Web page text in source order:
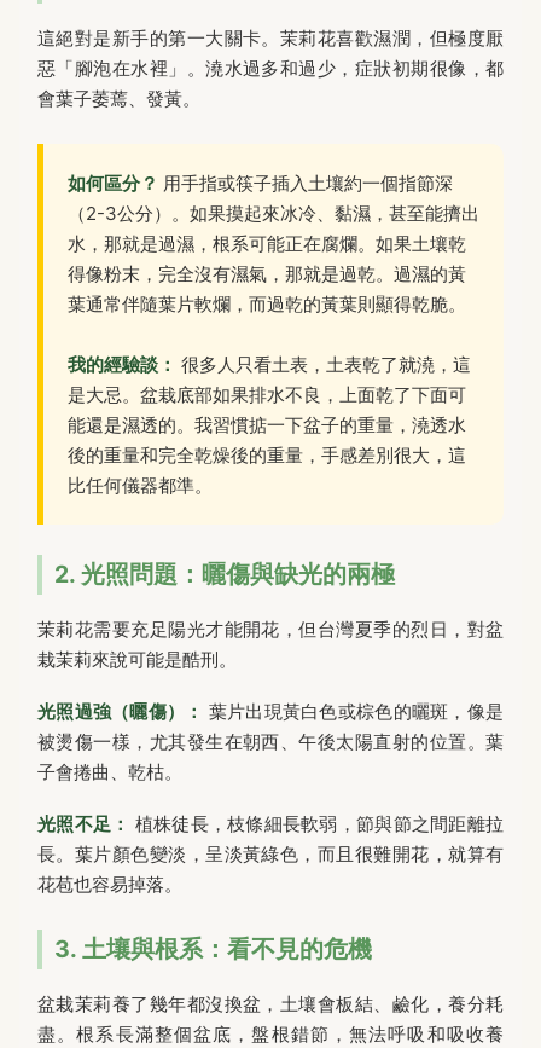
這絕對是新手的第一大關卡。茉莉花喜歡濕潤，但極度厭
惡「腳泡在水裡」。澆水過多和過少，症狀初期很像，都
會葉子萎蔫、發黃。
如何區分？ 用手指或筷子插入土壤約一個指節深
（2-3公分）。如果摸起來冰冷、黏濕，甚至能擠出
水，那就是過濕，根系可能正在腐爛。如果土壤乾
得像粉末，完全沒有濕氣，那就是過乾。過濕的黃
葉通常伴隨葉片軟爛，而過乾的黃葉則顯得乾脆。
我的經驗談： 很多人只看土表，土表乾了就澆，這
是大忌。盆栽底部如果排水不良，上面乾了下面可
能還是濕透的。我習慣掂一下盆子的重量，澆透水
後的重量和完全乾燥後的重量，手感差別很大，這
比任何儀器都準。
2. 光照問題：曬傷與缺光的兩極
茉莉花需要充足陽光才能開花，但台灣夏季的烈日，對盆
栽茉莉來說可能是酷刑。
光照過強（曬傷）： 葉片出現黃白色或棕色的曬斑，像是
被燙傷一樣，尤其發生在朝西、午後太陽直射的位置。葉
子會捲曲、乾枯。
光照不足： 植株徒長，枝條細長軟弱，節與節之間距離拉
長。葉片顏色變淡，呈淡黃綠色，而且很難開花，就算有
花苞也容易掉落。
3. 土壤與根系：看不見的危機
盆栽茉莉養了幾年都沒換盆，土壤會板結、鹼化，養分耗
盡。根系長滿整個盆底，盤根錯節，無法呼吸和吸收養